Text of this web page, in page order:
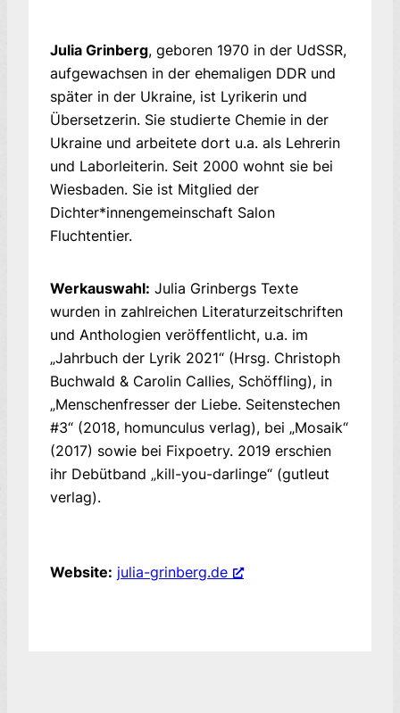
Julia Grinberg, geboren 1970 in der UdSSR,
aufgewachsen in der ehemaligen DDR und
später in der Ukraine, ist Lyrikerin und
Übersetzerin. Sie studierte Chemie in der
Ukraine und arbeitete dort u.a. als Lehrerin
und Laborleiterin. Seit 2000 wohnt sie bei
Wiesbaden. Sie ist Mitglied der
Dichter*innengemeinschaft Salon
Fluchtentier.
Werkauswahl: Julia Grinbergs Texte
wurden in zahlreichen Literaturzeitschriften
und Anthologien veröffentlicht, u.a. im
„Jahrbuch der Lyrik 2021“ (Hrsg. Christoph
Buchwald & Carolin Callies, Schöffling), in
„Menschenfresser der Liebe. Seitenstechen
#3“ (2018, homunculus verlag), bei „Mosaik“
(2017) sowie bei Fixpoetry. 2019 erschien
ihr Debütband „kill-you-darlinge“ (gutleut
verlag).
Website: julia-grinberg.de